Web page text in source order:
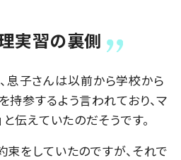
実習の裏側
息子さんは以前から学校から
参するよう言われており、マ
伝えていたのだそうです。
をしていたのですが、それで